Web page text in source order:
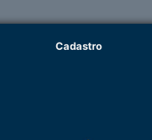
Cadastro